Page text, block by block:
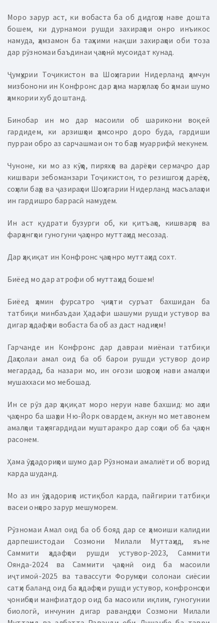
Моро зарур аст, ки вобаста ба об дидгоҳи наве дошта
бошем, ки дурнамои рушди захираҳои онро инъикос
намуда, ҳамзамон ба таҳкими нақши захираҳои оби тоза
дар рӯзномаи баъдинаи ҷаҳонӣ мусоидат кунад.
Ҷумҳурии Тоҷикистон ва Шоҳигарии Нидерланд ҳамчун
мизбонони ин Конфронс дар ҳама марҳилаҳо бо ҳамаи шумо
ҳамкории хуб доштанд.
Бинобар ин мо дар масоили об шарикони воқеӣ
гардидем, ки арзишҳои ҳамсонро доро буда, гардиши
пурраи обро аз сарчашмаи он то баҳр муаррифӣ мекунем.
Чуноне, ки мо аз кӯҳҳо, пиряхҳо ва дарёҳои сермаҷро дар
кишвари зебоманзари Тоҷикистон, то резишгоҳи дарёҳо,
соҳили баҳр ва ҷазираҳои Шоҳигарии Нидерланд масъалаҳои
ин гардишро баррасӣ намудем.
Ин аст қудрати бузурги об, ки қитъаҳо, кишварҳо ва
фарҳангҳои гуногуни ҷаҳонро муттаҳид месозад.
Дар ҳақиқат ин Конфронс ҷаҳонро муттаҳид сохт.
Биёед мо дар атрофи об муттаҳид бошем!
Биёед ҳамин фурсатро ҷиҳати суръат бахшидан ба
татбиқи минбаъдаи Ҳадафи шашуми рушди устувор ва
дигар ҳадафҳои вобаста ба об аз даст надиҳем!
Гарчанде ин Конфронс дар давраи миёнаи татбиқи
Даҳсолаи амал оид ба об барои рушди устувор доир
мегардад, ба назари мо, ин оғози шоҳроҳи нави амалҳои
мушаххаси мо мебошад.
Ин се рӯз дар ҳақиқат моро неруи наве бахшид: мо аҳли
ҷаҳонро ба шаҳри Ню-Йорк овардем, акнун мо метавонем
амалҳои таҳиягардидаи муштаракро дар соҳаи об ба ҷаҳон
расонем.
Ҳама ӯҳдадориҳои шумо дар Рӯзномаи амалиёти об ворид
карда шуданд.
Мо аз ин ӯҳдадориҳо истиқбол карда, пайгирии татбиқи
васеи онҳоро зарур мешуморем.
Рӯзномаи Амал оид ба об бояд дар се ҳамоиши калидии
дарпешистодаи Созмони Милали Муттаҳид, яъне
Саммити ҳадафҳои рушди устувор-2023, Саммити
Оянда-2024 ва Саммити ҷаҳонӣ оид ба масоили
иҷтимоӣ-2025 ва тавассути Форумҳои солонаи сиёсии
сатҳи баланд оид ба ҳадафҳои рушди устувор, конфронсҳои
ҷонибҳои манфиатдор оид ба масоили иқлим, гуногунии
биологӣ, инчунин дигар равандҳои Созмони Милали